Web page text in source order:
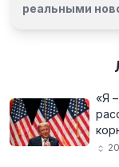
реальными
«Я
20